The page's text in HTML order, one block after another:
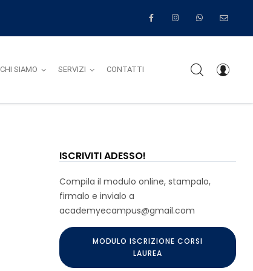
CHI SIAMO SERVIZI CONTATTI
ISCRIVITI ADESSO!
Compila il modulo online, stampalo,
firmalo e invialo a
academyecampus@gmail.com
MODULO ISCRIZIONE CORSI
LAUREA